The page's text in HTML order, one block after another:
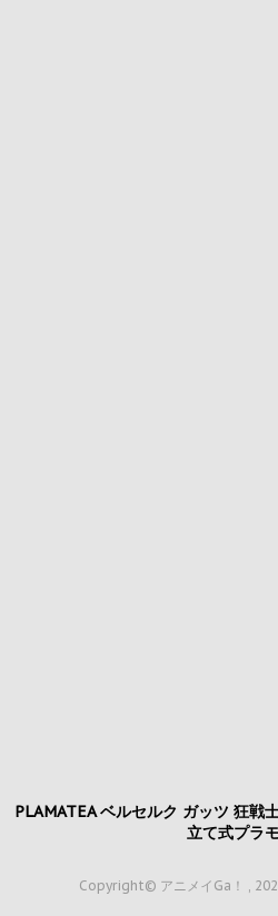
PLAMATEA ベルセルク ガッツ 狂戦
立て式プラ
Copyright© アニメイGa！ ,